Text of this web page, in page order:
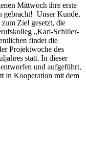
Mittwoch ihre erste
gebracht! Unser Kunde,
Ziel gesetzt, die
„Karl-Schiller-
findet die
Projektwoche des
statt. In dieser
und aufgeführt,
in Kooperation mit dem